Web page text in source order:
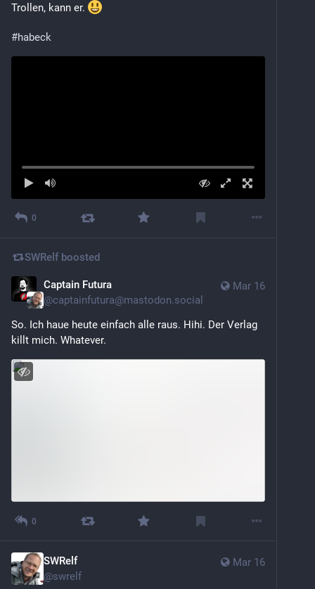
Trollen, kann er.
#habeck
0
SWRelf boosted
Mar 16
Captain Futura
@captainfutura@mastodon.social
So. Ich haue heute einfach alle raus. Hihi. Der Verlag
killt mich. Whatever.
0
Mar 16
SWRelf
@swrelf